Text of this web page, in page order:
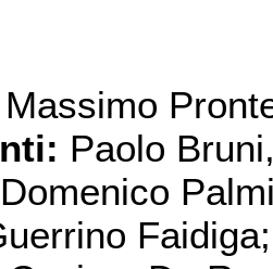
Massimo
Paolo
Domenico
Faidiga;